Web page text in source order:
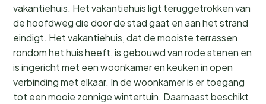
vakantiehuis. Het vakantiehuis ligt teruggetrokken van
de hoofdweg die door de stad gaat en aan het strand
eindigt. Het vakantiehuis, dat de mooiste terrassen
rondom het huis heeft, is gebouwd van rode stenen en
is ingericht met een woonkamer en keuken in open
verbinding met elkaar. In de woonkamer is er toegang
tot een mooie zonnige wintertuin. Daarnaast beschikt